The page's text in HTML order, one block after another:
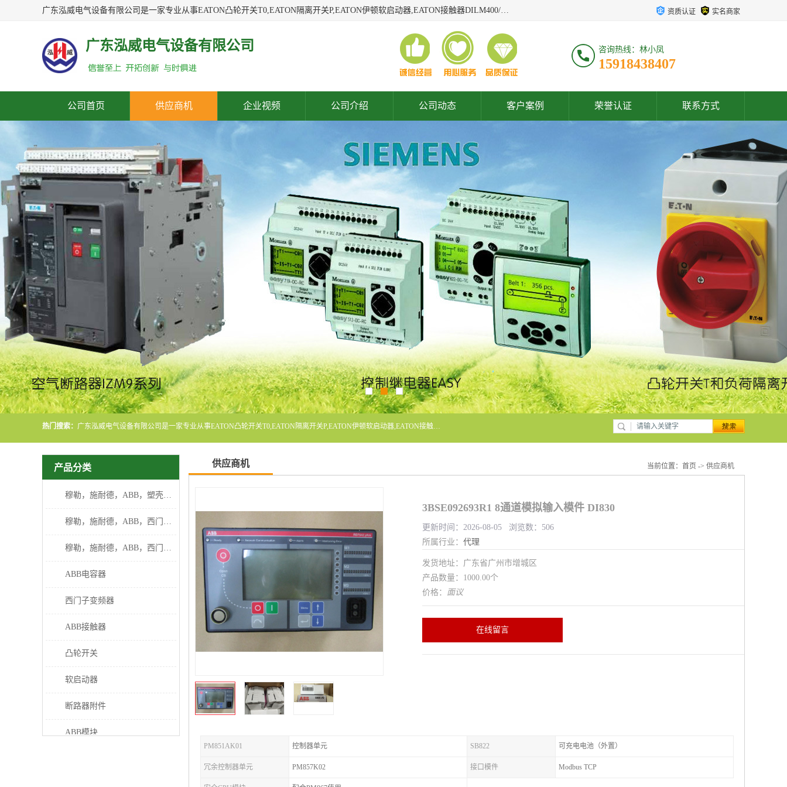
广东泓威电气设备有限公司是一家专业从事EATON凸轮开关T0,EATON隔离开关P,EATON伊顿软启动器,EATON接触器DILM400/22,ETN隔离开关P1-32/EA/SVB,凸轮开关T0-2-1/EA/SVB,伊顿软启动器S811+V42N3SP等品牌的电气自动化产品代理经销商。 资质认证 实名商家
广东泓威电气设备有限公司 咨询热线：林小凤
15918438407
公司首页 供应商机 企业视频 公司介绍 公司动态 客户案例 荣誉认证 联系方式
热门搜索： 广东泓威电气设备有限公司是一家专业从事EATON凸轮开关T0,EATON隔离开关P,EATON伊顿软启动器,EATON接触器DILM400/22,ETN隔离开关P1-32/EA/SVB,凸轮开关T0-2-1/EA/SVB,伊顿软启动器S811+V42N3SP等品牌的电气自动化产品代理经销商。
产品分类
穆勒，施耐德，ABB，塑壳断路器
穆勒，施耐德，ABB，西门子断路器
穆勒，施耐德，ABB，西门子接触器
ABB电容器
西门子变频器
ABB接触器
凸轮开关
软启动器
断路器附件
ABB模块
供应商机 当前位置： 首页 -> 供应商机
3BSE092693R1 8通道模拟输入模件 DI830
更新时间：2026-08-05 浏览数：506
所属行业： 代理
发货地址：广东省广州市增城区
产品数量：1000.00个
价格： 面议
在线留言
PM851AK01 控制器单元 SB822 可充电电池（外置）
冗余控制器单元 PM857K02 接口模件 Modbus TCP